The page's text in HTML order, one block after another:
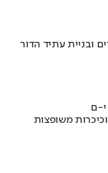
ובניית עתיד הדור
י-ם
משופצות